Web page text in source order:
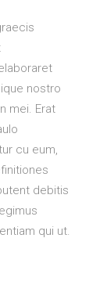
nostro
mei. Erat
cu eum,
debitis
qui ut.